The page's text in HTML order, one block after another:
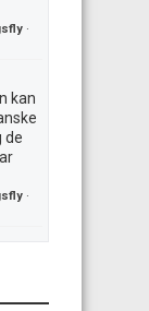
·
kan
de
·